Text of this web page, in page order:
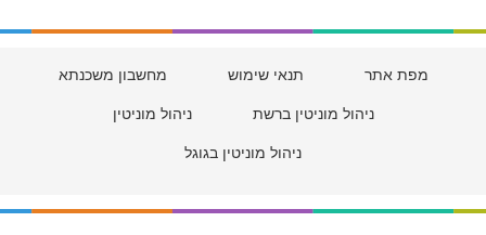
מפת אתר תנאי שימוש מחשבון משכנתא
ניהול מוניטין ברשת ניהול מוניטין
ניהול מוניטין בגוגל